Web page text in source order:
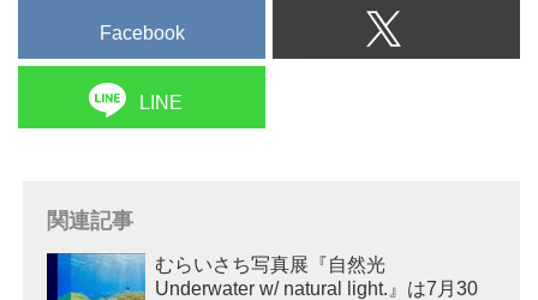
Facebook
LINE
関連記事
むらいさち写真展『自然光
Underwater w/ natural light.』は7月30